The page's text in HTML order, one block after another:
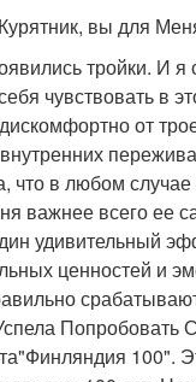
вы для
тройки. И я
чувствовать в
от
что в любом
важнее всего ее
удивительный
ценностей и
Попробовать
100".